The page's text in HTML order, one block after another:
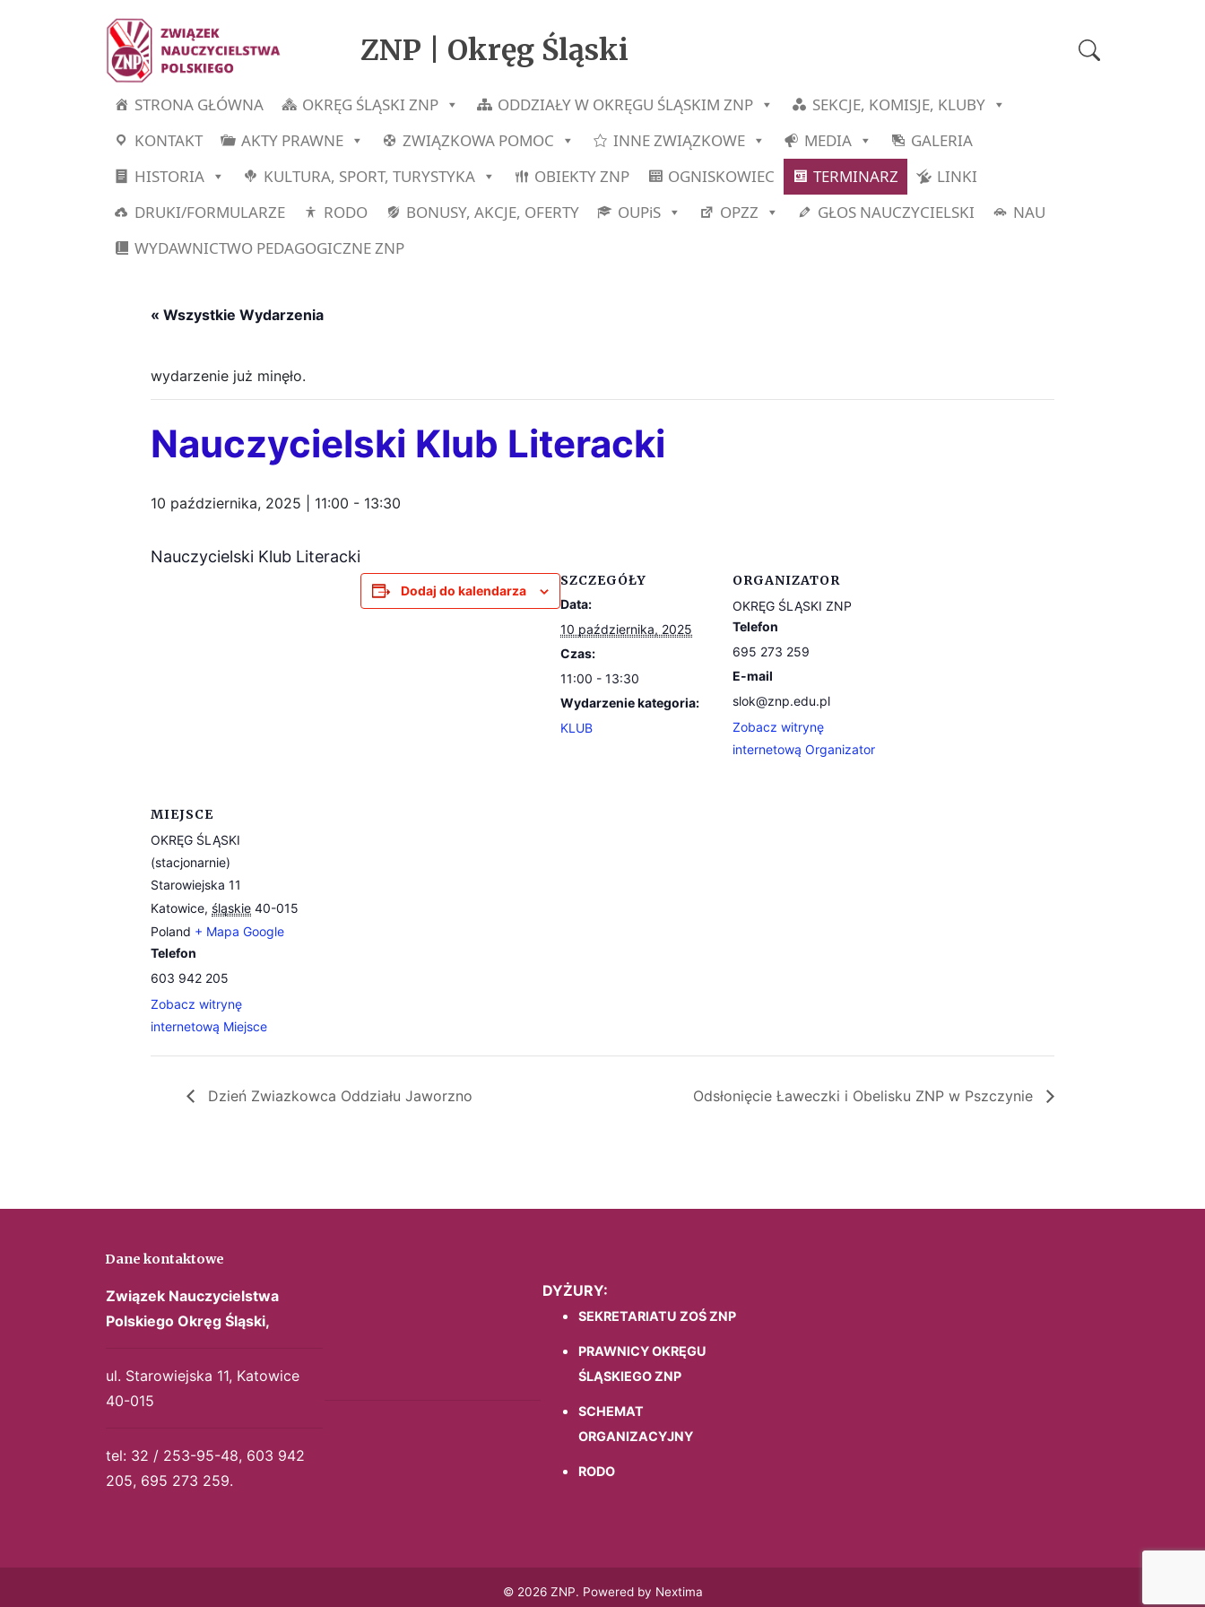
ZNP | Okręg Śląski
STRONA GŁÓWNA OKRĘG ŚLĄSKI ZNP ODDZIAŁY W OKRĘGU ŚLĄSKIM ZNP
SEKCJE, KOMISJE, KLUBY
KONTAKT
AKTY PRAWNE ZWIĄZKOWA POMOC INNE ZWIĄZKOWE MEDIA
GALERIA
HISTORIA
KULTURA, SPORT, TURYSTYKA OBIEKTY ZNP OGNISKOWIEC TERMINARZ
LINKI
DRUKI/FORMULARZE
RODO BONUSY, AKCJE, OFERTY OUPiS OPZZ GŁOS NAUCZYCIELSKI
NAU
WYDAWNICTWO PEDAGOGICZNE ZNP
« Wszystkie Wydarzenia
wydarzenie już minęło.
Nauczycielski Klub Literacki
10 października, 2025 | 11:00 - 13:30
Nauczycielski Klub Literacki
Dodaj do kalendarza
SZCZEGÓŁY
Data:
10 października, 2025
Czas:
11:00 - 13:30
Wydarzenie kategoria:
KLUB
ORGANIZATOR
OKRĘG ŚLĄSKI ZNP
Telefon
695 273 259
E-mail
slok@znp.edu.pl
Zobacz witrynę
internetową Organizator
MIEJSCE
OKRĘG ŚLĄSKI
(stacjonarnie)
Starowiejska 11
Katowice, śląskie 40-015
Poland + Mapa Google
Telefon
603 942 205
Zobacz witrynę
internetową Miejsce
Dzień Zwiazkowca Oddziału Jaworzno Odsłonięcie Ławeczki i Obelisku ZNP w Pszczynie
Dane kontaktowe
Związek Nauczycielstwa
Polskiego Okręg Śląski,
ul. Starowiejska 11, Katowice
40-015
tel: 32 / 253-95-48, 603 942
205, 695 273 259.
DYŻURY:
SEKRETARIATU ZOŚ ZNP
PRAWNICY OKRĘGU
ŚLĄSKIEGO ZNP
SCHEMAT
ORGANIZACYJNY
RODO
© 2026 ZNP. Powered by Nextima